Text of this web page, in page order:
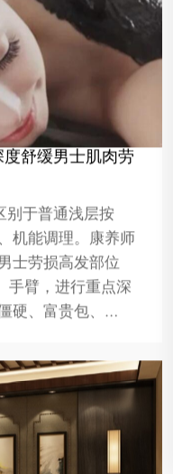
舒缓男士肌肉劳
别于普通浅层按
机能调理。康养师
士劳损高发部位
臂，进行重点深
硬、富贵包、…